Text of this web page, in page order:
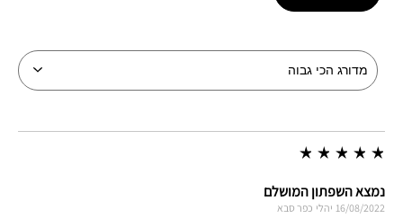
נמצא השפתון המושלם
16/08/2022 יהלי כפר סבא